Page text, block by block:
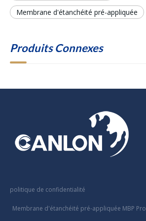
Membrane d'étanchéité pré-appliquée
Produits Connexes
politique de confidentialité
Membrane d'étanchéité pré-appliquée MBP Pro